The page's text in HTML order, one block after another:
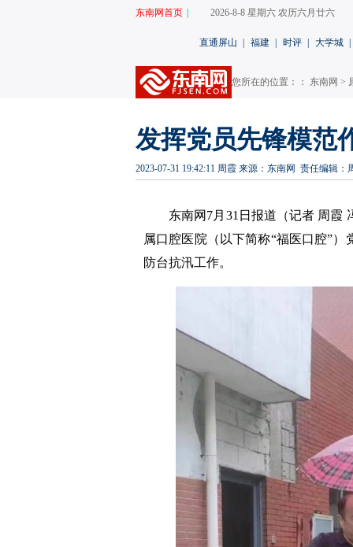
东南网首页 2026-8-8 星期六 农历六月廿六
直通屏山 福建 时评 大学城
您所在的位置：： 东南网 >
发挥党员先锋模范
2023-07-31 19:42:11 周霞 来源：东南网 责任编辑：
东南网7月31日报道（记者 周霞
属口腔医院（以下简称“福医口腔”
防台抗汛工作。